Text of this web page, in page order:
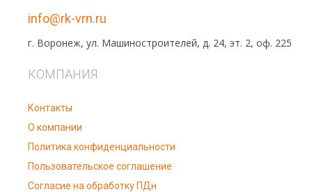
info@rk-vrn.ru
г. Воронеж, ул. Машиностроителей, д. 24, эт. 2, оф. 225
КОМПАНИЯ
Контакты
О компании
Политика конфиденциальности
Пользовательское соглашение
Согласие на обработку ПДн